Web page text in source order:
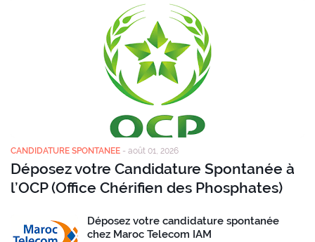
CANDIDATURE SPONTANEE - août 01, 2026
Déposez votre Candidature Spontanée à
l’OCP (Office Chérifien des Phosphates)
Déposez votre candidature spontanée
chez Maroc Telecom IAM